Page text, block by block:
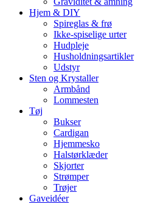
Hjem & DIY
Spireglas & frø
Ikke-spiselige urter
Hudpleje
Husholdningsartikler
Udstyr
Sten og Krystaller
Armbånd
Lommesten
Tøj
Bukser
Cardigan
Hjemmesko
Halstørklæder
Skjorter
Strømper
Trøjer
Gaveidéer